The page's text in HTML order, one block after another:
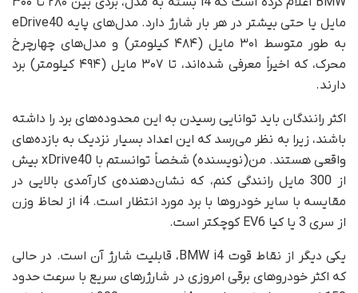
مایل یا حتی بیشتر در هر بار شارژ دارد. مدل‌های پایه eDrive40
به طور متوسط ۳۰۱ مایل (۴۸۴ کیلومتر) و مدل‌های چهارچرخ
محرک، که اخیراً معرفی شده‌اند، تا ۳۰۷ مایل (۴۹۴ کیلومتر) برد
دارند.
اکثر رانندگان باید توانایی رسیدن به این محدوده‌های برد را داشته
باشند، زیرا به نظر می‌رسد که این اعداد بسیار نزدیک به بازده‌های
واقعی هستند. من(نویسنده) شخصاً توانستم با xDrive40 بیش
از 300 مایل رانندگی کنم، که نشان‌دهنده‌ی کارآمدی بالایی در
مقایسه با سایر خودروها با برد مورد انتظار است. i4 از لحاظ وزن
از سری 3 یا کیا EV6 کوچکتر است.
یکی دیگر از نقاط قوت BMW i4، قابلیت شارژ آن است. در حالی
که اکثر خودروهای برقی امروزی در شارژرهای سریع با سرعت حدود